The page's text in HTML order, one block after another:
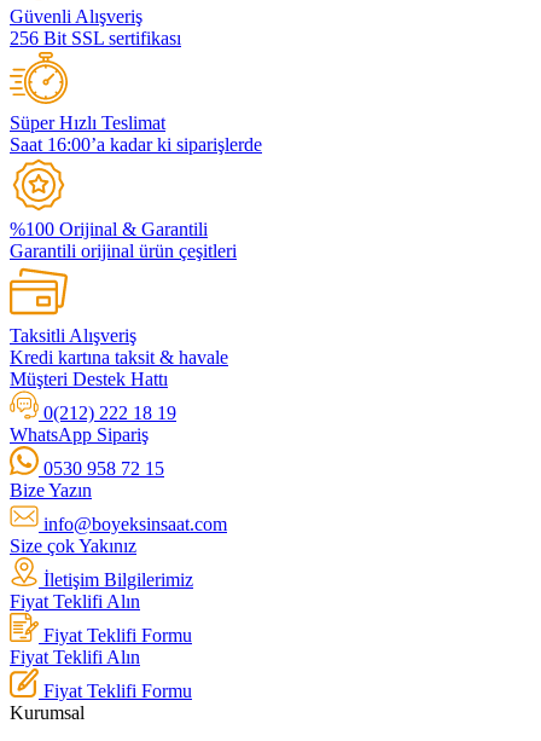
Güvenli Alışveriş
256 Bit SSL sertifikası
Süper Hızlı Teslimat
Saat 16:00’a kadar ki siparişlerde
%100 Orijinal & Garantili
Garantili orijinal ürün çeşitleri
Taksitli Alışveriş
Kredi kartına taksit & havale
Müşteri Destek Hattı
0(212) 222 18 19
WhatsApp Sipariş
0530 958 72 15
Bize Yazın
info@boyeksinsaat.com
Size çok Yakınız
İletişim Bilgilerimiz
Fiyat Teklifi Alın
Fiyat Teklifi Formu
Fiyat Teklifi Alın
Fiyat Teklifi Formu
Kurumsal